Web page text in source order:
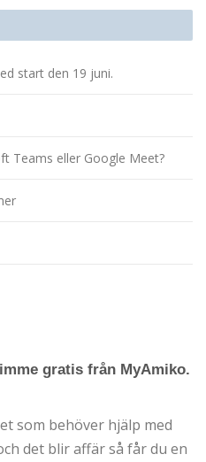
start den 19 juni.
Teams eller Google Meet?
gratis från MyAmiko.
som behöver hjälp med
det blir affär så får du en